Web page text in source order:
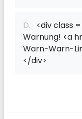
D. <div class
Warnung! <a
Warn-Warn-
</div>